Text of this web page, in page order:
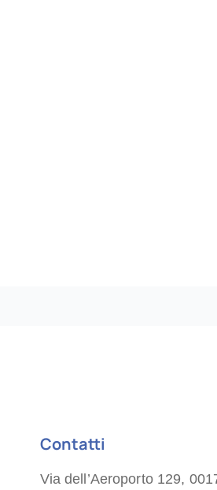
Contatti
Via dell’Aeroporto 129,